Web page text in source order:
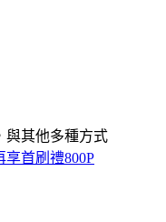
與其他多種方式
享首刷禮800P